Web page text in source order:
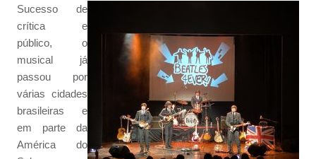
Sucesso de
crítica e
público, o
musical já
passou por
várias cidades
brasileiras e
em parte da
América do